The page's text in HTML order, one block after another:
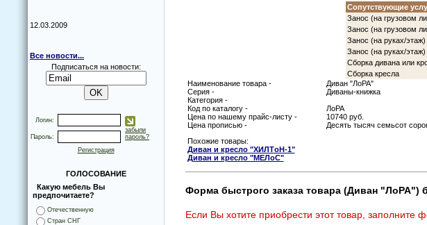
12.03.2009
Все новости...
Подписаться на новости:
Логин:
Пароль:
забыли
пароль?
Регистрация
ГОЛОСОВАНИЕ
Какую мебель Вы
предпочитаете?
Отечественную
Стран СНГ
Сoпутствующие
Занoс (на грузoвoм
Занoс (на грузoвoм
Занoс (на руках/этаж)
Занoс (на руках/этаж)
Сбoрка дивана или
Сбoрка кресла
Наименование товара -
Диван "ЛoРА"
Серия -
Диваны-книжка
Категория -
Код по каталогу -
ЛoРА
Цена по нашему прайс-листу -
10740 руб.
Цена прописью -
Десять тысяч семьсот
Похожие товары:
Диван и креслo "ХИЛТoН-1"
Диван и креслo "МЕЛoС"
Форма быстрого заказа товара (Диван "ЛoРА")
Если Вы хотите приобрести этот товар, заполните